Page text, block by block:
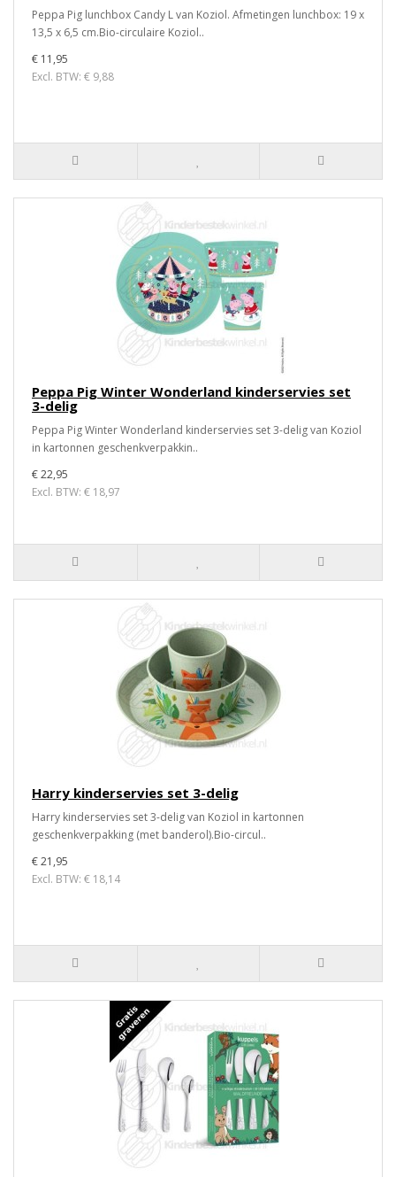
Peppa Pig lunchbox Candy L van Koziol. Afmetingen lunchbox: 19 x
13,5 x 6,5 cm.Bio-circulaire Koziol..
€ 11,95
Excl. BTW: € 9,88
Peppa Pig Winter Wonderland kinderservies set
3-delig
Peppa Pig Winter Wonderland kinderservies set 3-delig van Koziol
in kartonnen geschenkverpakkin..
€ 22,95
Excl. BTW: € 18,97
Harry kinderservies set 3-delig
Harry kinderservies set 3-delig van Koziol in kartonnen
geschenkverpakking (met banderol).Bio-circul..
€ 21,95
Excl. BTW: € 18,14